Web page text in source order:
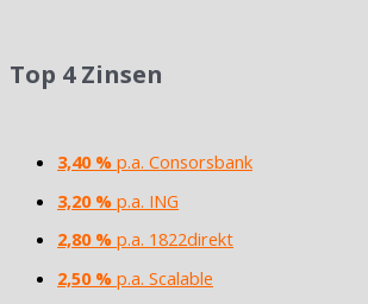
Top 4 Zinsen
3,40 % p.a. Consorsbank
3,20 % p.a. ING
2,80 % p.a. 1822direkt
2,50 % p.a. Scalable